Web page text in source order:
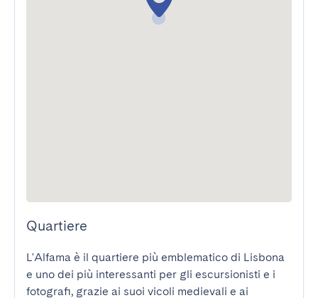
Quartiere
L'Alfama è il quartiere più emblematico di Lisbona
e uno dei più interessanti per gli escursionisti e i
fotografi, grazie ai suoi vicoli medievali e ai